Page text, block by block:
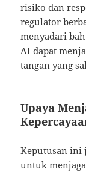
risiko dan
regulator
menyadari
AI dapat
tangan yang
Upaya
Keputusan ini
untuk